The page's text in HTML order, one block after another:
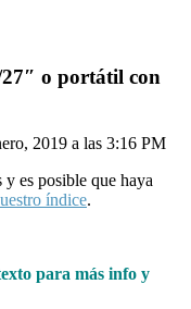
o portátil con
2019 a las 3:16 PM
y es posible que haya
índice.
para más info y